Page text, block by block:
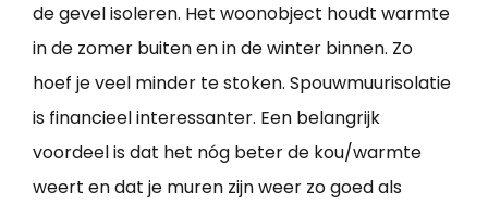
de gevel isoleren. Het woonobject houdt warmte
in de zomer buiten en in de winter binnen. Zo
hoef je veel minder te stoken. Spouwmuurisolatie
is financieel interessanter. Een belangrijk
voordeel is dat het nóg beter de kou/warmte
weert en dat je muren zijn weer zo goed als